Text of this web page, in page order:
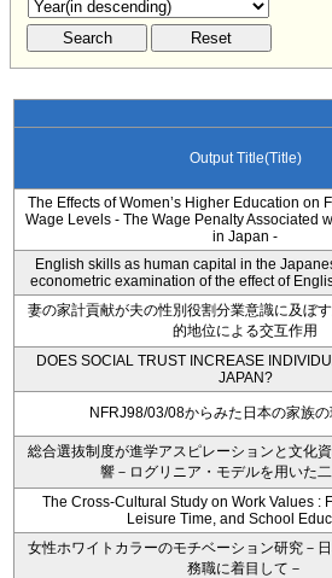
Output Title(Title)
The Effects of Women’s Higher Education on
Wage Levels - The Wage Penalty Associated
in Japan -
English skills as human capital in the
econometric examination of the effect of
妻の家計貢献が夫の性別役割分業意識に及ぼ
的地位による交互作用
DOES SOCIAL TRUST INCREASE
JAPAN?
NFRJ98/03/08からみた日本の家族
総合選抜制度が進学アスピレーションと文化
響－ログリニア・モデルを用いた
The Cross-Cultural Study on Work Values :
Leisure Time, and School
女性ホワイトカラーのモチベーション研究－
務職に着目して－